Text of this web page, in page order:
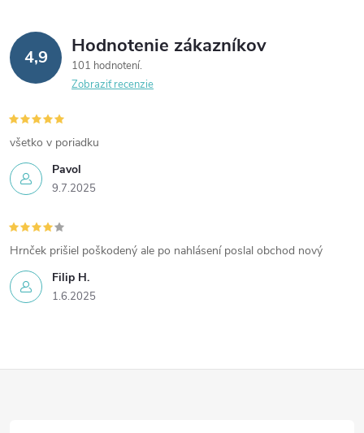
4,9 Hodnotenie zákazníkov
101 hodnotení
Zobraziť recenzie
Pavol
9.7.2025
všetko v poriadku
Filip H.
1.6.2025
Hrnček prišiel poškodený ale po nahlásení poslal obchod nový